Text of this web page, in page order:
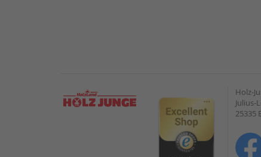
Holz-
Julius-
25335